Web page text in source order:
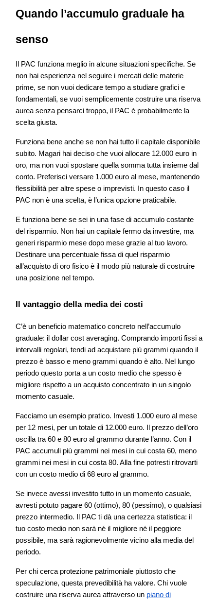
Quando l’accumulo graduale ha
senso
Il PAC funziona meglio in alcune situazioni specifiche. Se
non hai esperienza nel seguire i mercati delle materie
prime, se non vuoi dedicare tempo a studiare grafici e
fondamentali, se vuoi semplicemente costruire una riserva
aurea senza pensarci troppo, il PAC è probabilmente la
scelta giusta.
Funziona bene anche se non hai tutto il capitale disponibile
subito. Magari hai deciso che vuoi allocare 12.000 euro in
oro, ma non vuoi spostare quella somma tutta insieme dal
conto. Preferisci versare 1.000 euro al mese, mantenendo
flessibilità per altre spese o imprevisti. In questo caso il
PAC non è una scelta, è l’unica opzione praticabile.
E funziona bene se sei in una fase di accumulo costante
del risparmio. Non hai un capitale fermo da investire, ma
generi risparmio mese dopo mese grazie al tuo lavoro.
Destinare una percentuale fissa di quel risparmio
all’acquisto di oro fisico è il modo più naturale di costruire
una posizione nel tempo.
Il vantaggio della media dei costi
C’è un beneficio matematico concreto nell’accumulo
graduale: il dollar cost averaging. Comprando importi fissi a
intervalli regolari, tendi ad acquistare più grammi quando il
prezzo è basso e meno grammi quando è alto. Nel lungo
periodo questo porta a un costo medio che spesso è
migliore rispetto a un acquisto concentrato in un singolo
momento casuale.
Facciamo un esempio pratico. Investi 1.000 euro al mese
per 12 mesi, per un totale di 12.000 euro. Il prezzo dell’oro
oscilla tra 60 e 80 euro al grammo durante l’anno. Con il
PAC accumuli più grammi nei mesi in cui costa 60, meno
grammi nei mesi in cui costa 80. Alla fine potresti ritrovarti
con un costo medio di 68 euro al grammo.
Se invece avessi investito tutto in un momento casuale,
avresti potuto pagare 60 (ottimo), 80 (pessimo), o qualsiasi
prezzo intermedio. Il PAC ti dà una certezza statistica: il
tuo costo medio non sarà né il migliore né il peggiore
possibile, ma sarà ragionevolmente vicino alla media del
periodo.
Per chi cerca protezione patrimoniale piuttosto che
speculazione, questa prevedibilità ha valore. Chi vuole
costruire una riserva aurea attraverso un piano di